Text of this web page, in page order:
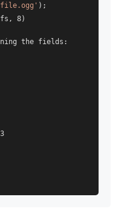
);
8)
the fields: